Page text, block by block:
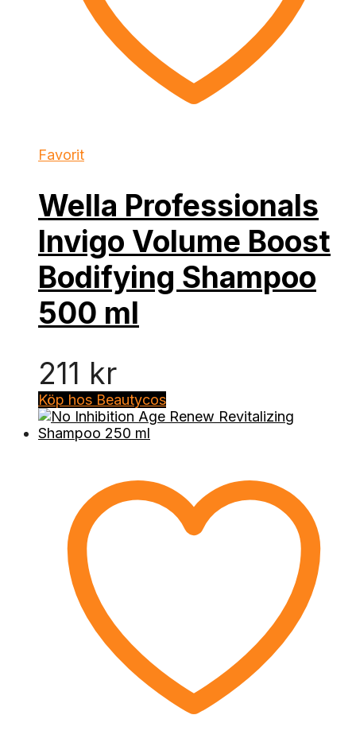
Favorit
Wella Professionals
Invigo Volume Boost
Bodifying Shampoo
500 ml
211 kr
Köp hos Beautycos